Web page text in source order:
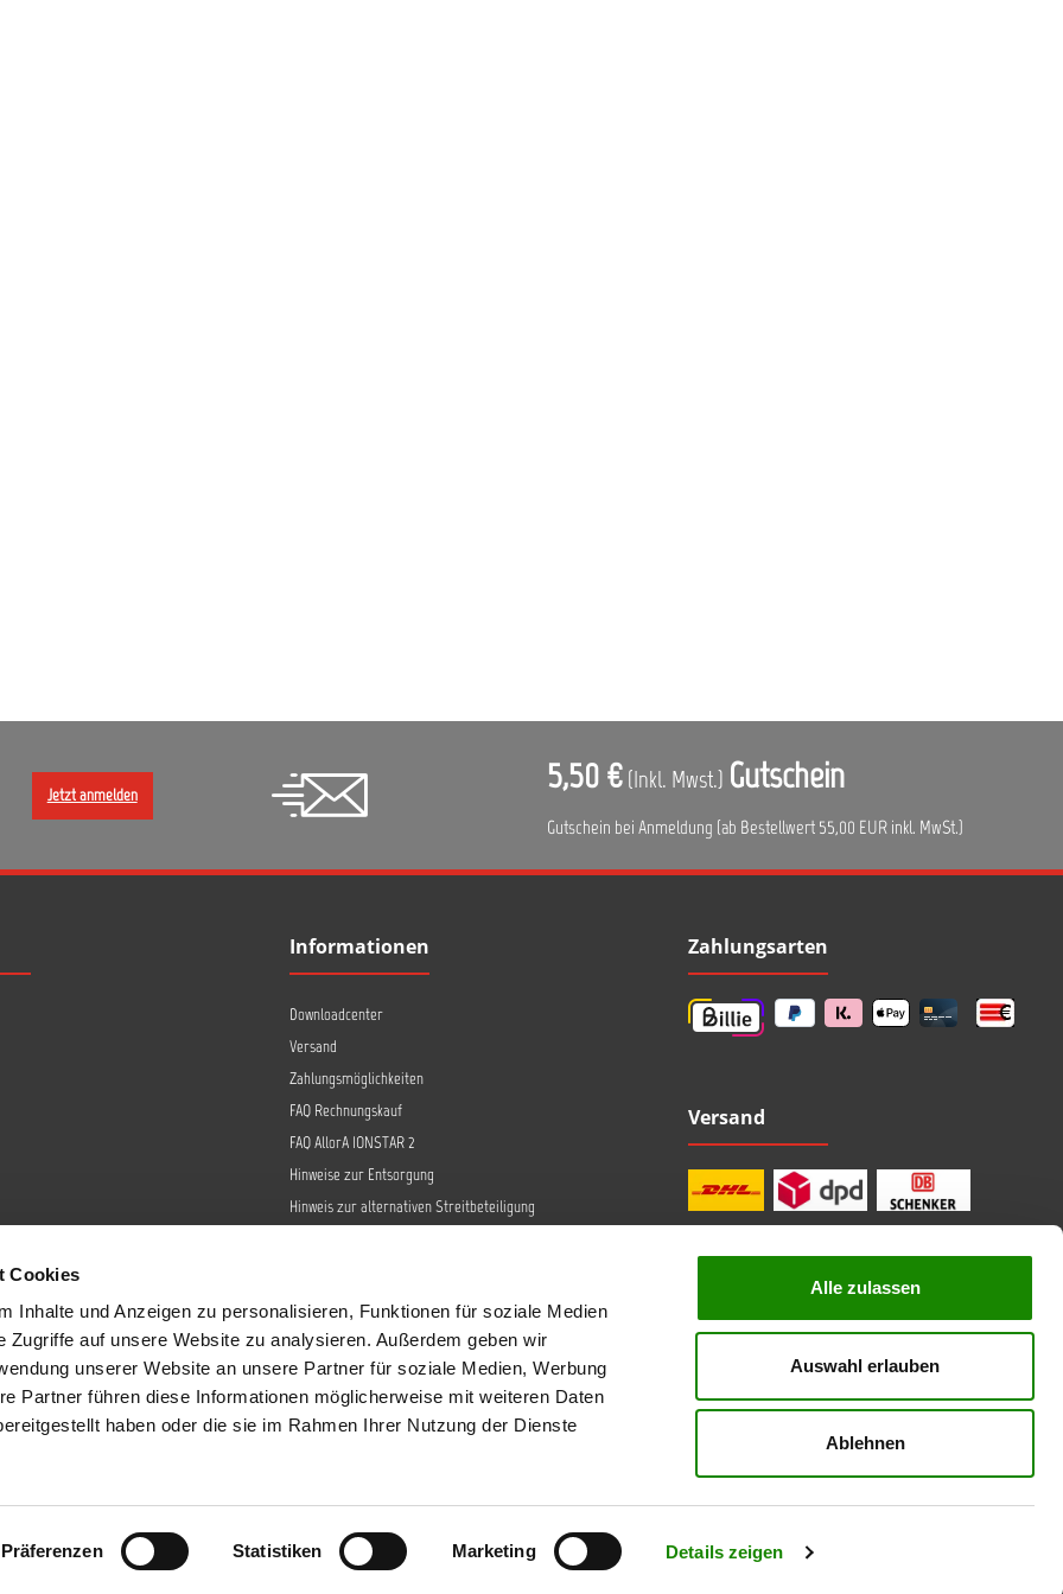
Cookies
Inhalte und Anzeigen zu personalisieren, Funktionen für soziale Medien
Zugriffe auf unsere Website zu analysieren. Außerdem geben wir
unserer Website an unsere Partner für soziale Medien, Werbung
Partner führen diese Informationen möglicherweise mit weiteren Daten
haben oder die sie im Rahmen Ihrer Nutzung der Dienste
Präferenzen Statistiken Marketing Details zeigen
Alle zulassen
Auswahl erlauben
Ablehnen
Jetzt anmelden 5,50 € (Inkl. Mwst.) Gutschein
Gutschein bei Anmeldung (ab Bestellwert 55,00 EUR inkl. MwSt.)
Informationen
Downloadcenter
Versand
Zahlungsmöglichkeiten
FAQ Rechnungskauf
FAQ AllorA IONSTAR 2
Hinweise zur Entsorgung
Hinweis zur alternativen Streitbeteiligung
Barrierefreiheit
Datenschutz
AGB
Impressum
Sendungsverfolgung
Zahlungsarten
Versand
professionelle Beratung
Top Marken
sichere Bezahlung
kostenlose Rücksendung
Mehrwertsteuer zzgl. Versandkostenund ggf. Nachnahmegebühren, wenn nicht anders angegeben.